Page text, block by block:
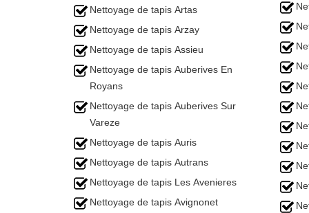
Nettoyage de tapis Artas
Nettoyage de tapis Arzay
Nettoyage de tapis Assieu
Nettoyage de tapis Auberives En
Royans
Nettoyage de tapis Auberives Sur
Vareze
Nettoyage de tapis Auris
Nettoyage de tapis Autrans
Nettoyage de tapis Les Avenieres
Nettoyage de tapis Avignonet